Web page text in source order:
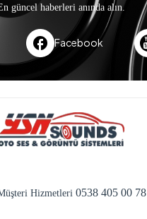
güncel haberleri anında alın.
Facebook
Hizmetleri0538 405 00 78